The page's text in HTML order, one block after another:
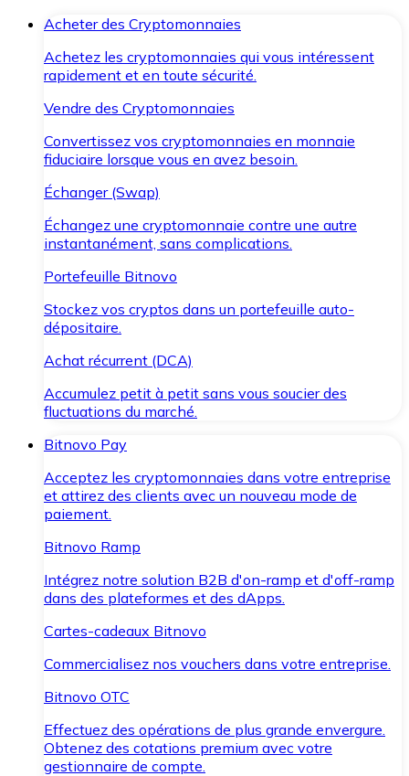
Acheter des Cryptomonnaies
Achetez les cryptomonnaies qui vous intéressent
rapidement et en toute sécurité.
Vendre des Cryptomonnaies
Convertissez vos cryptomonnaies en monnaie
fiduciaire lorsque vous en avez besoin.
Échanger (Swap)
Échangez une cryptomonnaie contre une autre
instantanément, sans complications.
Portefeuille Bitnovo
Stockez vos cryptos dans un portefeuille auto-
dépositaire.
Achat récurrent (DCA)
Accumulez petit à petit sans vous soucier des
fluctuations du marché.
Bitnovo Pay
Acceptez les cryptomonnaies dans votre entreprise
et attirez des clients avec un nouveau mode de
paiement.
Bitnovo Ramp
Intégrez notre solution B2B d'on-ramp et d'off-ramp
dans des plateformes et des dApps.
Cartes-cadeaux Bitnovo
Commercialisez nos vouchers dans votre entreprise.
Bitnovo OTC
Effectuez des opérations de plus grande envergure.
Obtenez des cotations premium avec votre
gestionnaire de compte.